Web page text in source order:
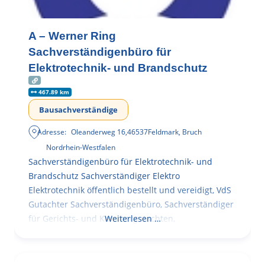
A – Werner Ring
Sachverständigenbüro für
Elektrotechnik- und Brandschutz
467.89 km
Bausachverständige
Adresse: Oleanderweg 16,46537Feldmark, Bruch
Nordrhein-Westfalen
Sachverständigenbüro für Elektrotechnik- und
Brandschutz Sachverständiger Elektro
Elektrotechnik öffentlich bestellt und vereidigt, VdS
Gutachter Sachverständigenbüro, Sachverständiger
für Gerichts- und Kammergutachten,
Weiterlesen …